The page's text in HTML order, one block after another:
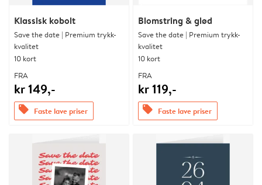
Klassisk kobolt
Save the date | Premium trykk-
kvalitet
10 kort
FRA
kr 149,-
offers Faste lave priser
Blomstring & glød
Save the date | Premium trykk-
kvalitet
10 kort
FRA
kr 119,-
offers Faste lave priser